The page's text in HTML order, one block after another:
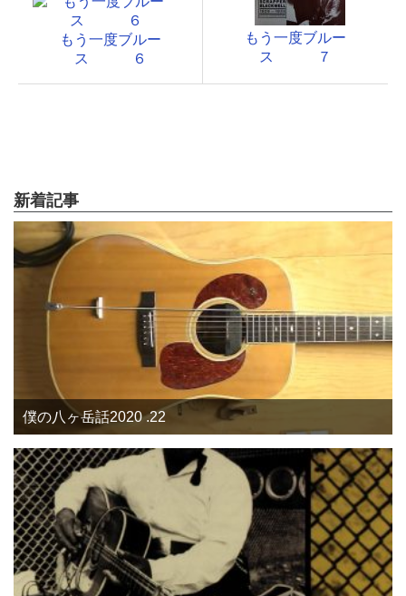
もう一度ブルー
ス ６
もう一度ブルー
ス ７
新着記事
僕の八ヶ岳話2020 .22